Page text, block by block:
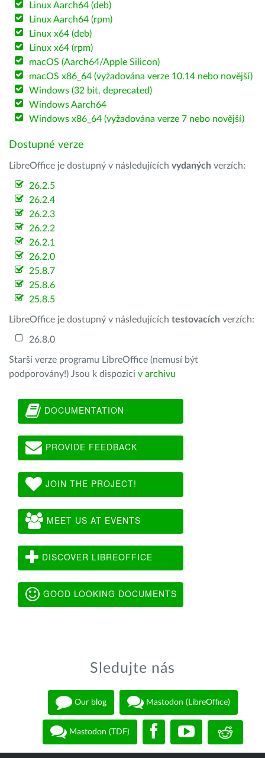
Linux Aarch64 (deb)
Linux Aarch64 (rpm)
Linux x64 (deb)
Linux x64 (rpm)
macOS (Aarch64/Apple Silicon)
macOS x86_64 (vyžadována verze 10.14 nebo novější)
Windows (32 bit, deprecated)
Windows Aarch64
Windows x86_64 (vyžadována verze 7 nebo novější)
Dostupné verze
LibreOffice je dostupný v následujících vydaných verzích:
26.2.5
26.2.4
26.2.3
26.2.2
26.2.1
26.2.0
25.8.7
25.8.6
25.8.5
LibreOffice je dostupný v následujících testovacích verzích:
26.8.0
Starší verze programu LibreOffice (nemusí být
podporovány!) Jsou k dispozici v archivu
DOCUMENTATION
PROVIDE FEEDBACK
JOIN THE PROJECT!
MEET US AT EVENTS
DISCOVER LIBREOFFICE
GOOD LOOKING DOCUMENTS
Sledujte nás
Our blog Mastodon (LibreOffice)
Mastodon (TDF)